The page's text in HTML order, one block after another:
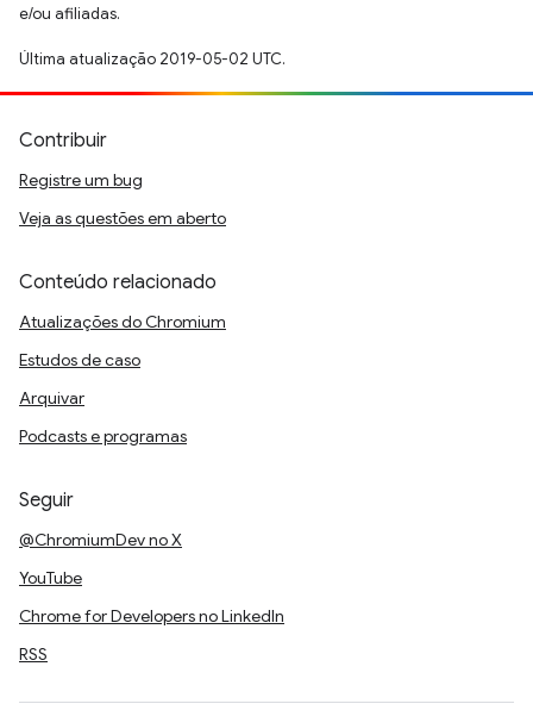
e/ou afiliadas.
Última atualização 2019-05-02 UTC.
Contribuir
Registre um bug
Veja as questões em aberto
Conteúdo relacionado
Atualizações do Chromium
Estudos de caso
Arquivar
Podcasts e programas
Seguir
@ChromiumDev no X
YouTube
Chrome for Developers no LinkedIn
RSS